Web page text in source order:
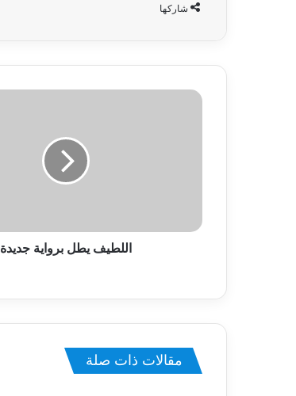
شاركها
اللطيف يطل برواية جديدة
مقالات ذات صلة